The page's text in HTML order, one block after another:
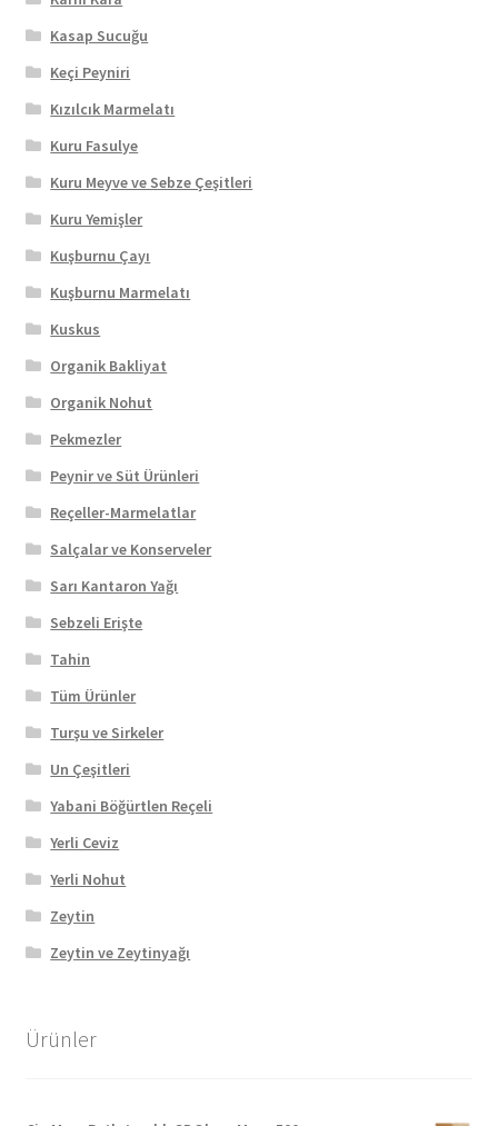
Kasap Sucuğu
Keçi Peyniri
Kızılcık Marmelatı
Kuru Fasulye
Kuru Meyve ve Sebze Çeşitleri
Kuru Yemişler
Kuşburnu Çayı
Kuşburnu Marmelatı
Kuskus
Organik Bakliyat
Organik Nohut
Pekmezler
Peynir ve Süt Ürünleri
Reçeller-Marmelatlar
Salçalar ve Konserveler
Sarı Kantaron Yağı
Sebzeli Erişte
Tahin
Tüm Ürünler
Turşu ve Sirkeler
Un Çeşitleri
Yabani Böğürtlen Reçeli
Yerli Ceviz
Yerli Nohut
Zeytin
Zeytin ve Zeytinyağı
Ürünler